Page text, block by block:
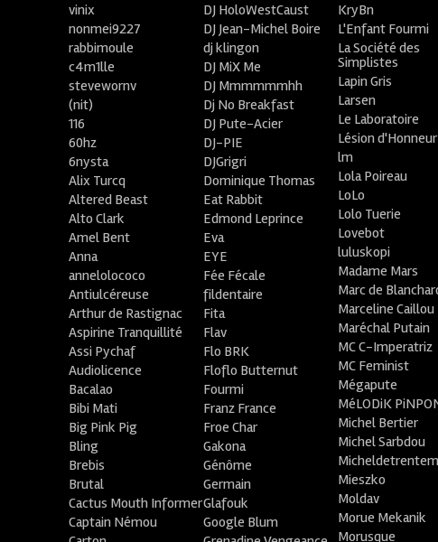
vinix
nonmei9227
rabbimoule
c4m1lle
stevewornv
(nit)
116
60hz
6nysta
Alix Turcq
Altered Beast
Alto Clark
Amel Bent
Anna
annelolococo
Antiulcéreuse
Arthur de Rastignac
Aspirine Tranquillité
Assi Pychaf
Audiolicence
Bacalao
Bibi Mati
Big Pink Pig
Bling
Brebis
Brutal
Cactus Mouth Informer
Captain Némou
DJ HoloWestCaust
DJ Jean-Michel Boire
dj klingon
DJ MiX Me
DJ Mmmmmmhh
Dj No Breakfast
DJ Pute-Acier
DJ-PIE
DJGrigri
Dominique Thomas
Eat Rabbit
Edmond Leprince
Eva
EYE
Fée Fécale
fildentaire
Fita
Flav
Flo BRK
Floflo Butternut
Fourmi
Franz France
Froe Char
Gakona
Génôme
Germain
Glafouk
Google Blum
KryBn
L'Enfant Fourmi
La Société des
Simplistes
Lapin Gris
Larsen
Le Laboratoire
Lésion d'Honneur
lm
Lola Poireau
LoLo
Lolo Tuerie
Lovebot
luluskopi
Madame Mars
Marc de
Marceline Caillou
Maréchal Putain
MC C-Imperatriz
MC Feminist
Mégapute
MéLODiK
Michel Bertier
Michel Sarbdou
Mieszko
Moldav
Morue Mekanik
Morusque